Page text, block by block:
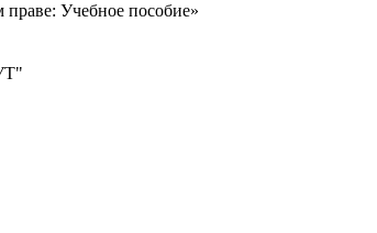
Учебное пособие»